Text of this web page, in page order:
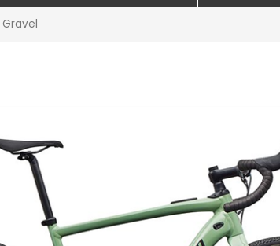
Gravel